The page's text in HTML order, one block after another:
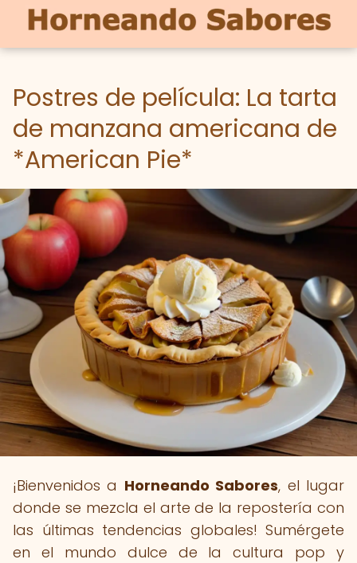
Postres de película: La tarta
de manzana americana de
*American Pie*
¡Bienvenidos a Horneando Sabores, el lugar
donde se mezcla el arte de la repostería con
las últimas tendencias globales! Sumérgete
en el mundo dulce de la cultura pop y